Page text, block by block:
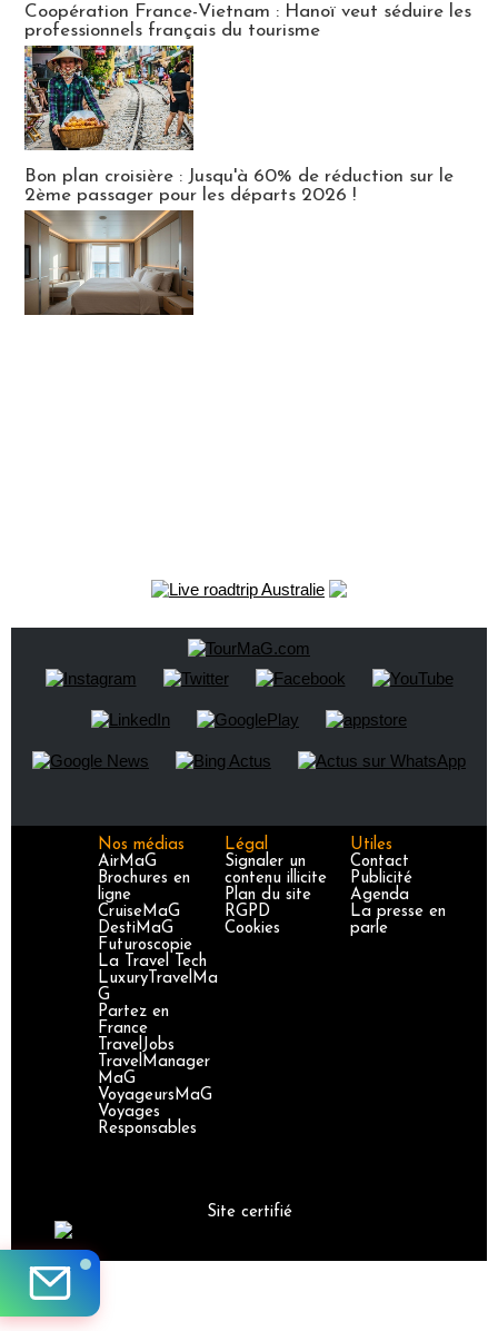
Coopération France-Vietnam : Hanoï veut séduire les
professionnels français du tourisme
Bon plan croisière : Jusqu'à 60% de réduction sur le
2ème passager pour les départs 2026 !
Nos médias
AirMaG
Brochures en
ligne
CruiseMaG
DestiMaG
Futuroscopie
La Travel Tech
LuxuryTravelMa
G
Partez en
France
TravelJobs
TravelManager
MaG
VoyageursMaG
Voyages
Responsables
Légal
Signaler un
contenu illicite
Plan du site
RGPD
Cookies
Utiles
Contact
Publicité
Agenda
La presse en
parle
Site certifié